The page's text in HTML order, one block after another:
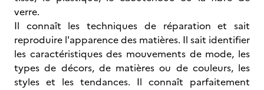
verre.
Il connaît les techniques de réparation et sait
reproduire l'apparence des matières. Il sait identifier
les caractéristiques des mouvements de mode, les
types de décors, de matières ou de couleurs, les
styles et les tendances. Il connaît parfaitement